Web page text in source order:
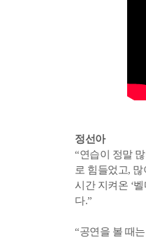
정선아
“연습이 정말
로 힘들었고,
시간 지켜온 ‘
다.”
“공연을 볼 때